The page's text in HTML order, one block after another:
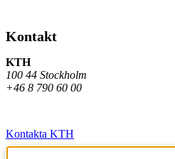
Kontakt
KTH
100 44 Stockholm
+46 8 790 60 00
Kontakta KTH